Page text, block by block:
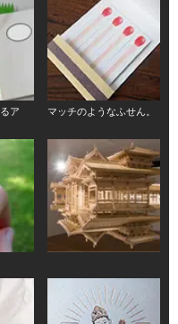
ア
マッチのようなふせん。